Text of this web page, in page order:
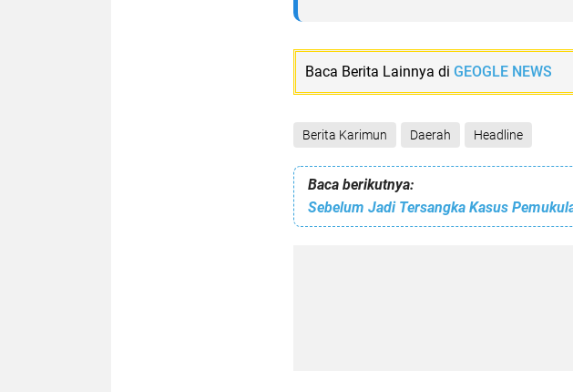
Baca Berita Lainnya di GEOGLE NEWS
Berita Karimun Daerah Headline
Baca berikutnya: